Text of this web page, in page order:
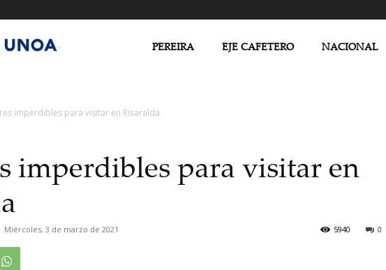
PEREIRA EJE CAFETERO NACIONAL
imperdibles para visitar en Risaralda
imperdibles para visitar en
Miércoles, 3 de marzo de 2021 0
5940